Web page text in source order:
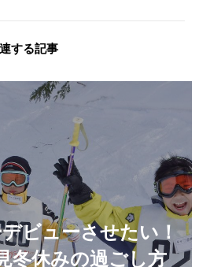
する記事
ビューさせたい！
冬休みの過ごし方